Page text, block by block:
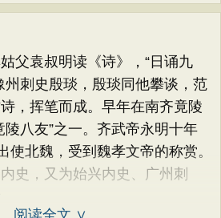
袁叔明读《诗》，“日诵九
州刺史殷琰，殷琰同他攀谈，范
，挥笔而成。早年在南齐竟陵
陵八友”之一。齐武帝永明十年
使北魏，受到魏孝文帝的称赏。
史，又为始兴内史、广州刺
阅读全文 ∨